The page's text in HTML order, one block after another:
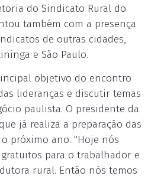
do Sindicato Rural do
também com a presença
de outras cidades,
e São Paulo.
objetivo do encontro
lideranças e discutir temas
paulista. O presidente da
já realiza a preparação das
próximo ano. "Hoje nós
para o trabalhador e
rural. Então nós temos